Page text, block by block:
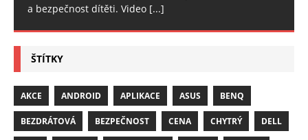
a bezpečnost dítěti. Video [...]
ŠTÍTKY
AKCE ANDROID APLIKACE ASUS BENQ
BEZDRÁTOVÁ BEZPEČNOST CENA CHYTRÝ DELL